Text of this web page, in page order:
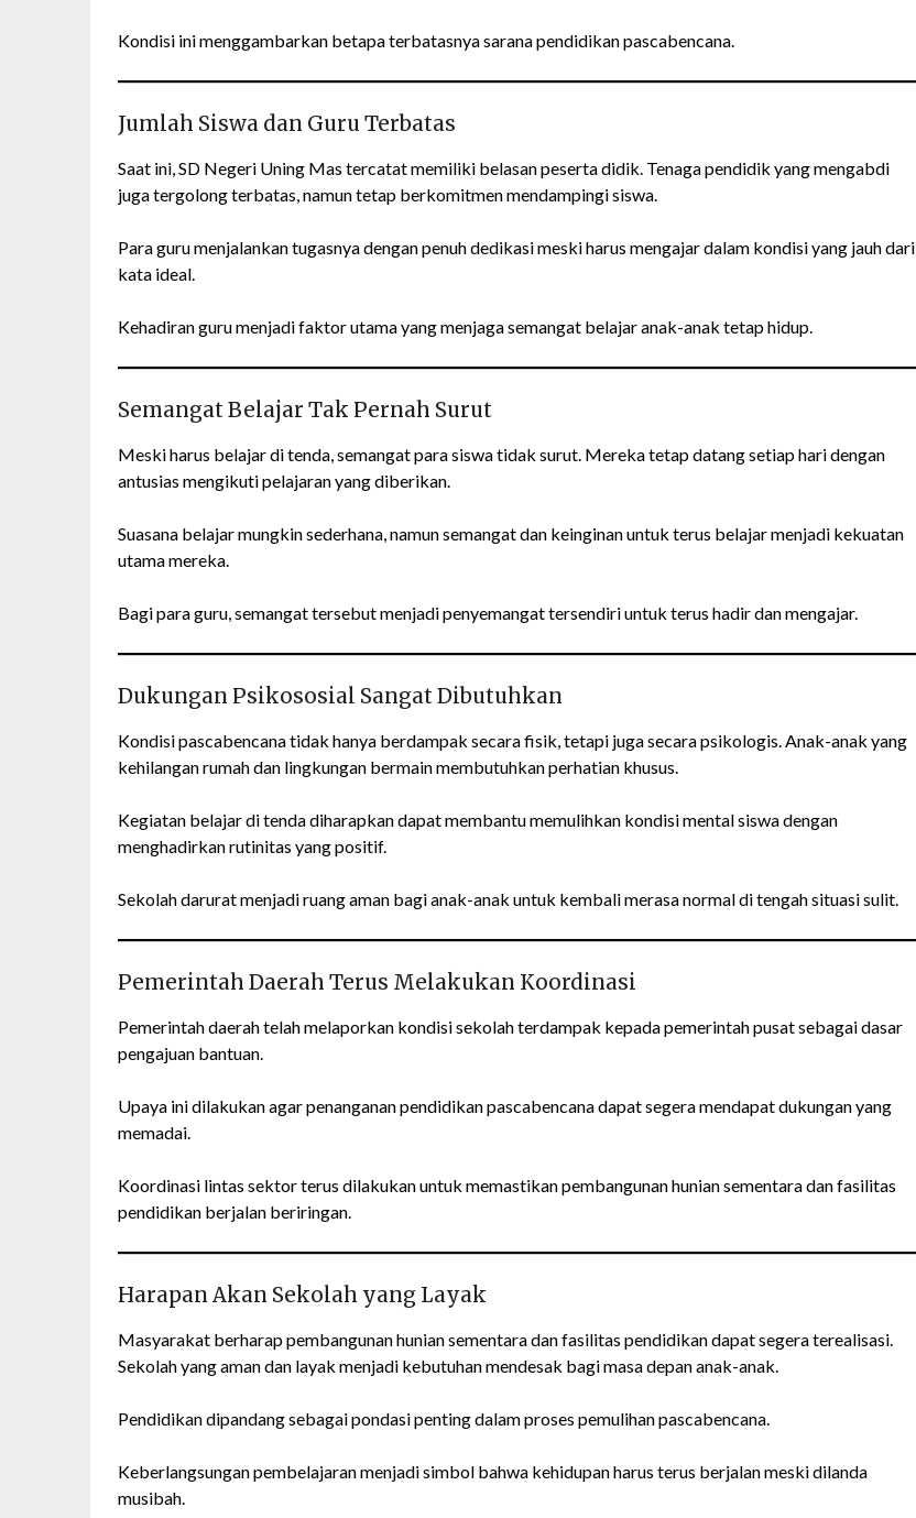
Kondisi ini menggambarkan betapa terbatasnya sarana pendidikan pascabencana.
Jumlah Siswa dan Guru Terbatas
Saat ini, SD Negeri Uning Mas tercatat memiliki belasan peserta didik. Tenaga pendidik yang mengabdi
juga tergolong terbatas, namun tetap berkomitmen mendampingi siswa.
Para guru menjalankan tugasnya dengan penuh dedikasi meski harus mengajar dalam kondisi yang jauh dari
kata ideal.
Kehadiran guru menjadi faktor utama yang menjaga semangat belajar anak-anak tetap hidup.
Semangat Belajar Tak Pernah Surut
Meski harus belajar di tenda, semangat para siswa tidak surut. Mereka tetap datang setiap hari dengan
antusias mengikuti pelajaran yang diberikan.
Suasana belajar mungkin sederhana, namun semangat dan keinginan untuk terus belajar menjadi kekuatan
utama mereka.
Bagi para guru, semangat tersebut menjadi penyemangat tersendiri untuk terus hadir dan mengajar.
Dukungan Psikososial Sangat Dibutuhkan
Kondisi pascabencana tidak hanya berdampak secara fisik, tetapi juga secara psikologis. Anak-anak yang
kehilangan rumah dan lingkungan bermain membutuhkan perhatian khusus.
Kegiatan belajar di tenda diharapkan dapat membantu memulihkan kondisi mental siswa dengan
menghadirkan rutinitas yang positif.
Sekolah darurat menjadi ruang aman bagi anak-anak untuk kembali merasa normal di tengah situasi sulit.
Pemerintah Daerah Terus Melakukan Koordinasi
Pemerintah daerah telah melaporkan kondisi sekolah terdampak kepada pemerintah pusat sebagai dasar
pengajuan bantuan.
Upaya ini dilakukan agar penanganan pendidikan pascabencana dapat segera mendapat dukungan yang
memadai.
Koordinasi lintas sektor terus dilakukan untuk memastikan pembangunan hunian sementara dan fasilitas
pendidikan berjalan beriringan.
Harapan Akan Sekolah yang Layak
Masyarakat berharap pembangunan hunian sementara dan fasilitas pendidikan dapat segera terealisasi.
Sekolah yang aman dan layak menjadi kebutuhan mendesak bagi masa depan anak-anak.
Pendidikan dipandang sebagai pondasi penting dalam proses pemulihan pascabencana.
Keberlangsungan pembelajaran menjadi simbol bahwa kehidupan harus terus berjalan meski dilanda
musibah.